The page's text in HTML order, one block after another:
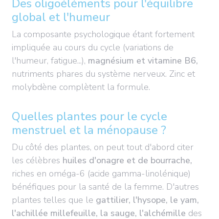
Des oligoéléments pour l'équilibre
global et l'humeur
La composante psychologique étant fortement
impliquée au cours du cycle (variations de
l'humeur, fatigue...), magnésium et vitamine B6,
nutriments phares du système nerveux. Zinc et
molybdène complètent la formule.
Quelles plantes pour le cycle
menstruel et la ménopause ?
Du côté des plantes, on peut tout d'abord citer
les célèbres huiles d'onagre et de bourrache,
riches en oméga-6 (acide gamma-linolénique)
bénéfiques pour la santé de la femme. D'autres
plantes telles que le gattilier, l'hysope, le yam,
l'achillée millefeuille, la sauge, l'alchémille des